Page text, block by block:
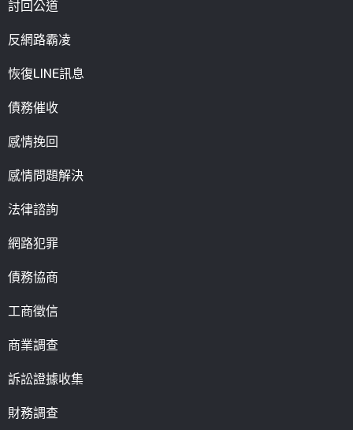
討回公道
反網路霸凌
恢復LINE訊息
債務催收
感情挽回
感情問題解決
法律諮詢
網路犯罪
債務協商
工商徵信
商業調查
訴訟證據收集
財務調查